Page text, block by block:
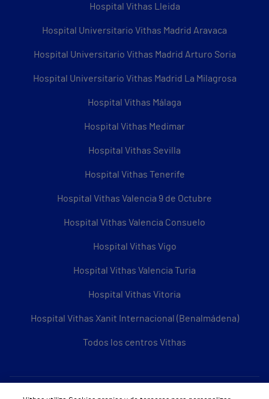
Hospital Vithas Lleida
Hospital Universitario Vithas Madrid Aravaca
Hospital Universitario Vithas Madrid Arturo Soria
Hospital Universitario Vithas Madrid La Milagrosa
Hospital Vithas Málaga
Hospital Vithas Medimar
Hospital Vithas Sevilla
Hospital Vithas Tenerife
Hospital Vithas Valencia 9 de Octubre
Hospital Vithas Valencia Consuelo
Hospital Vithas Vigo
Hospital Vithas Valencia Turia
Hospital Vithas Vitoria
Hospital Vithas Xanit Internacional (Benalmádena)
Todos los centros Vithas